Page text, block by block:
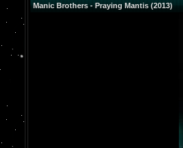
Manic Brothers - Praying Mantis (2013)